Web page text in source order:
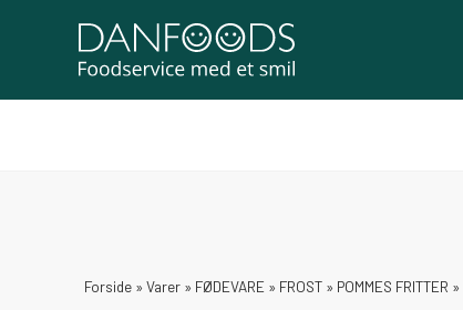
Forside » Varer » FØDEVARE » FROST » POMMES FRITTER »